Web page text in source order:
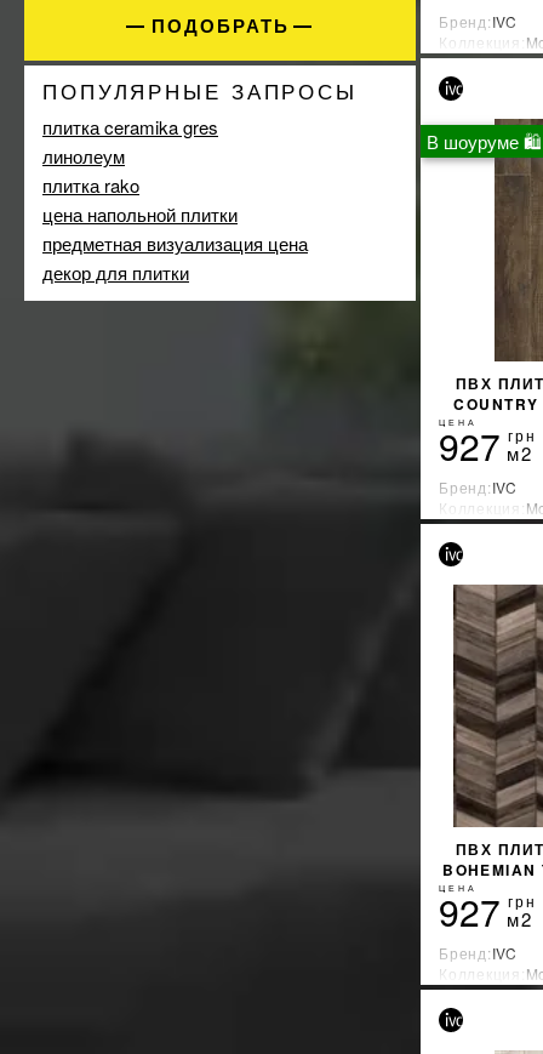
Бренд:IVC
Коллекция:
Страна-
В шоуруме 🛍
ПВХ
ЦЕНА
927 грн
м2
Бренд:IVC
Коллекция:
Страна-
ПВХ
ЦЕНА
927 грн
м2
Бренд:IVC
Коллекция:
Страна-
Недорогой20
Элитный
ПОДОБРАТЬ
ПОПУЛЯРНЫЕ ЗАПРОСЫ
плитка ceramika gres
линолеум
плитка rako
цена напольной плитки
предметная визуализация цена
декор для плитки